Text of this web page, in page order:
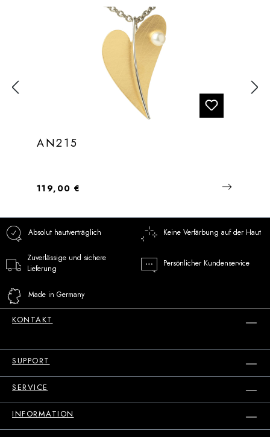
AN215
Regulärer Preis:
119,00 €
Absolut hautverträglich Keine Verfärbung auf der Haut
Zuverlässige und sichere
Lieferung
Persönlicher Kundenservice
Made in Germany
KONTAKT
SUPPORT
SERVICE
INFORMATION